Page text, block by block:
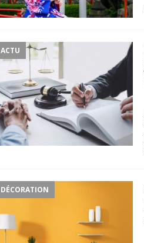
ACTU
DÉCORATION